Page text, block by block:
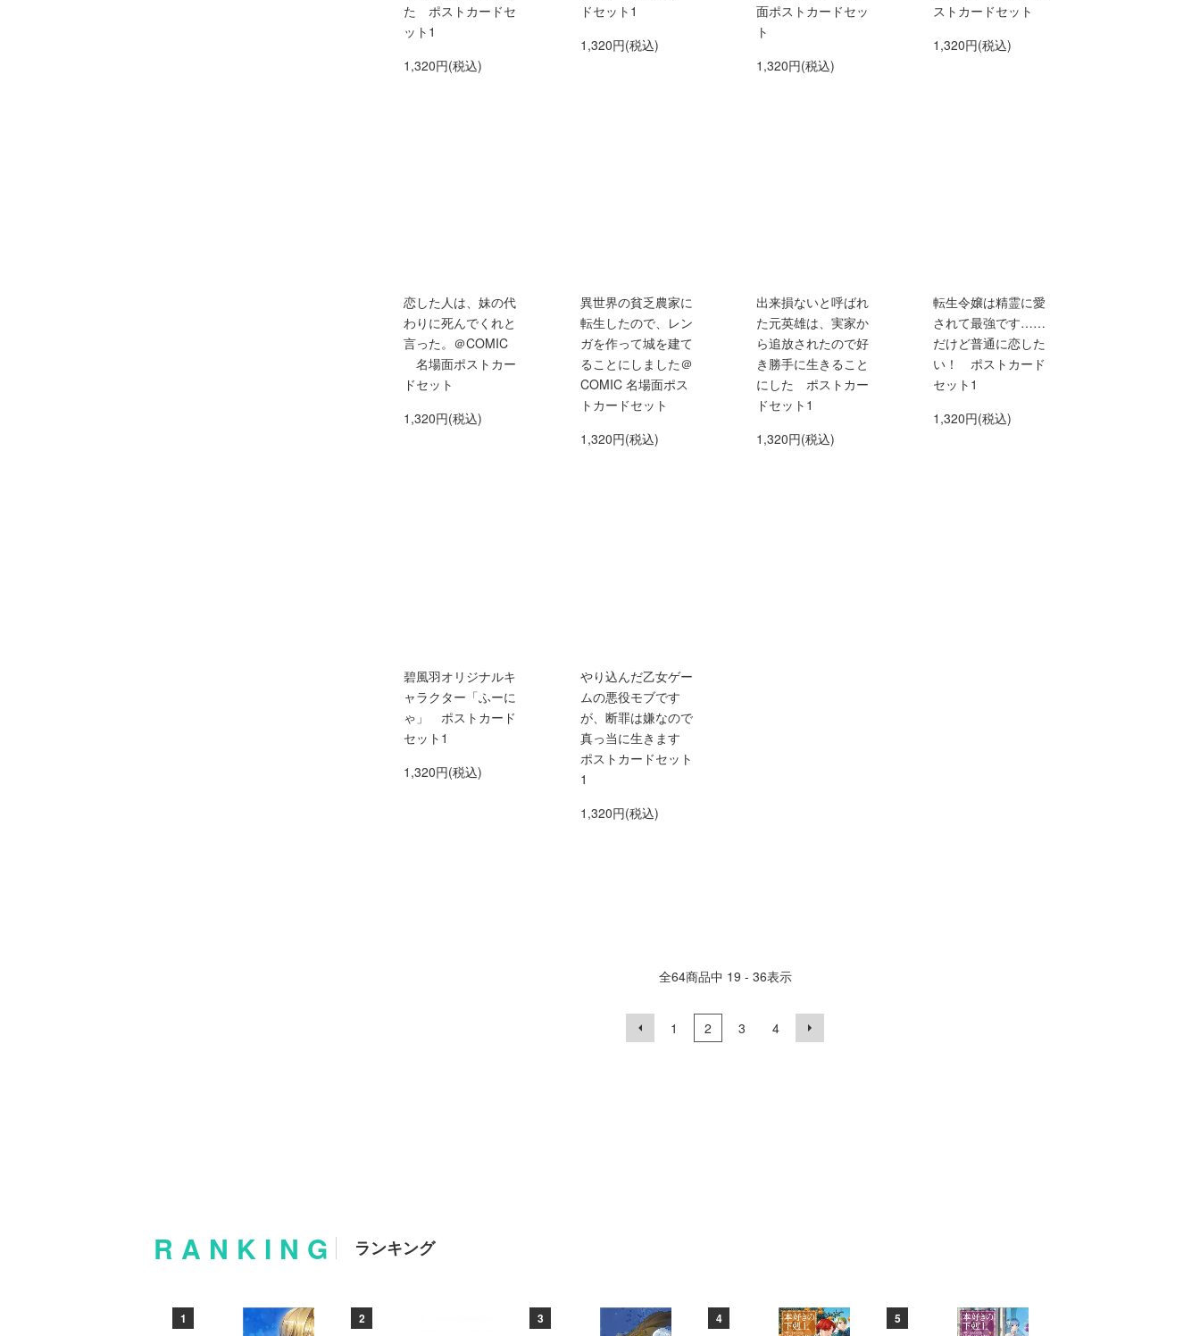
た ポストカードセ
ット1
1,320円(税込)
ドセット1
1,320円(税込)
面ポストカードセッ
ト
1,320円(税込)
ストカードセット
1,320円(税込)
恋した人は、妹の代
わりに死んでくれと
言った。＠COMIC
名場面ポストカー
ドセット
1,320円(税込)
異世界の貧乏農家に
転生したので、レン
ガを作って城を建て
ることにしました＠
COMIC 名場面ポス
トカードセット
1,320円(税込)
出来損ないと呼ばれ
た元英雄は、実家か
ら追放されたので好
き勝手に生きること
にした ポストカー
ドセット1
1,320円(税込)
転生令嬢は精霊に愛
されて最強です……
だけど普通に恋した
い！ ポストカード
セット1
1,320円(税込)
碧風羽オリジナルキ
ャラクター「ふーに
ゃ」 ポストカード
セット1
1,320円(税込)
やり込んだ乙女ゲー
ムの悪役モブです
が、断罪は嫌なので
真っ当に生きます
ポストカードセット
1
1,320円(税込)
全64商品中 19 - 36表示
1 2 3 4
RANKING ランキング
1 2 3 4 5